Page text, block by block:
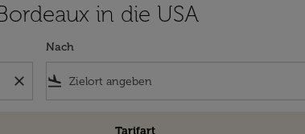
in die USA
close
Nach
flight_land
Tarifart